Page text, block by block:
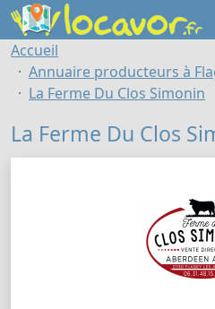
Accueil
Annuaire producteurs à
La Ferme Du Clos Simonin
La Ferme Du Clos